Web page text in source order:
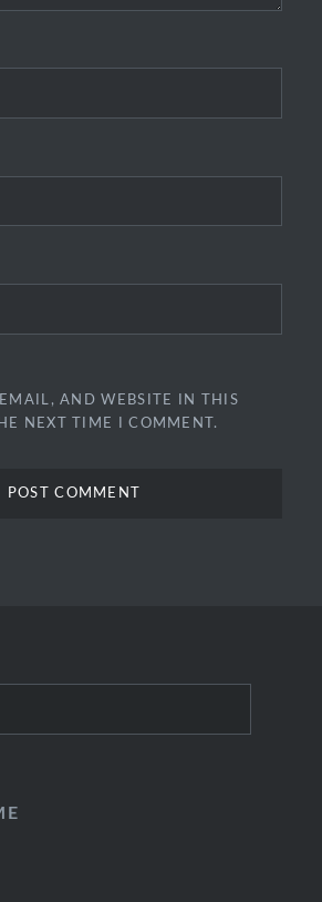
AND WEBSITE IN THIS
NEXT TIME I COMMENT.